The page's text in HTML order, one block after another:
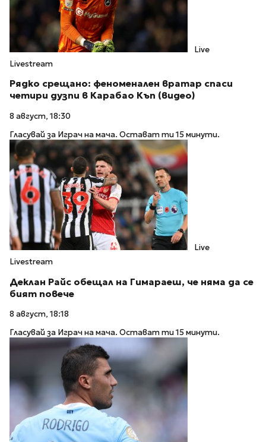
Live
Livestream
Рядко срещано: феноменален вратар спаси
четири дузпи в Карабао Къп (видео)
8 август, 18:30
Гласувай за Играч на мача. Остават ти 15 минути.
Live
Livestream
Деклан Райс обещал на Гимараеш, че няма да се
бият повече
8 август, 18:18
Гласувай за Играч на мача. Остават ти 15 минути.